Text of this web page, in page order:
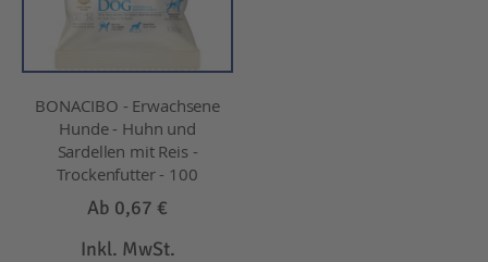
BONACIBO - Erwachsene
Hunde - Huhn und
Sardellen mit Reis -
Trockenfutter - 100
Ab 0,67 €
Inkl. MwSt.